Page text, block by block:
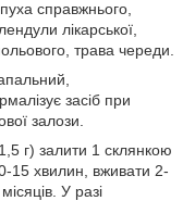
справжнього,
лікарської,
трава череди.
засіб при
залози.
г) залити 1 склянкою
15 хвилин, вживати 2-
У разі